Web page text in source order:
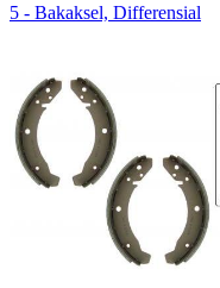
5 - Bakaksel, Differensial